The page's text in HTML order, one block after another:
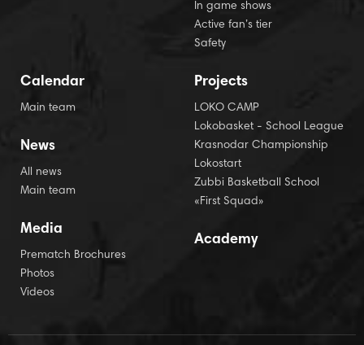
In game shows
Active fan’s tier
Safety
Calendar
Main team
News
All news
Main team
Media
Prematch Brochures
Photos
Videos
Projects
LOKO CAMP
Lokobasket - School League
Krasnodar Championship
Lokostart
Zubbi Basketball School
«First Squad»
Academy